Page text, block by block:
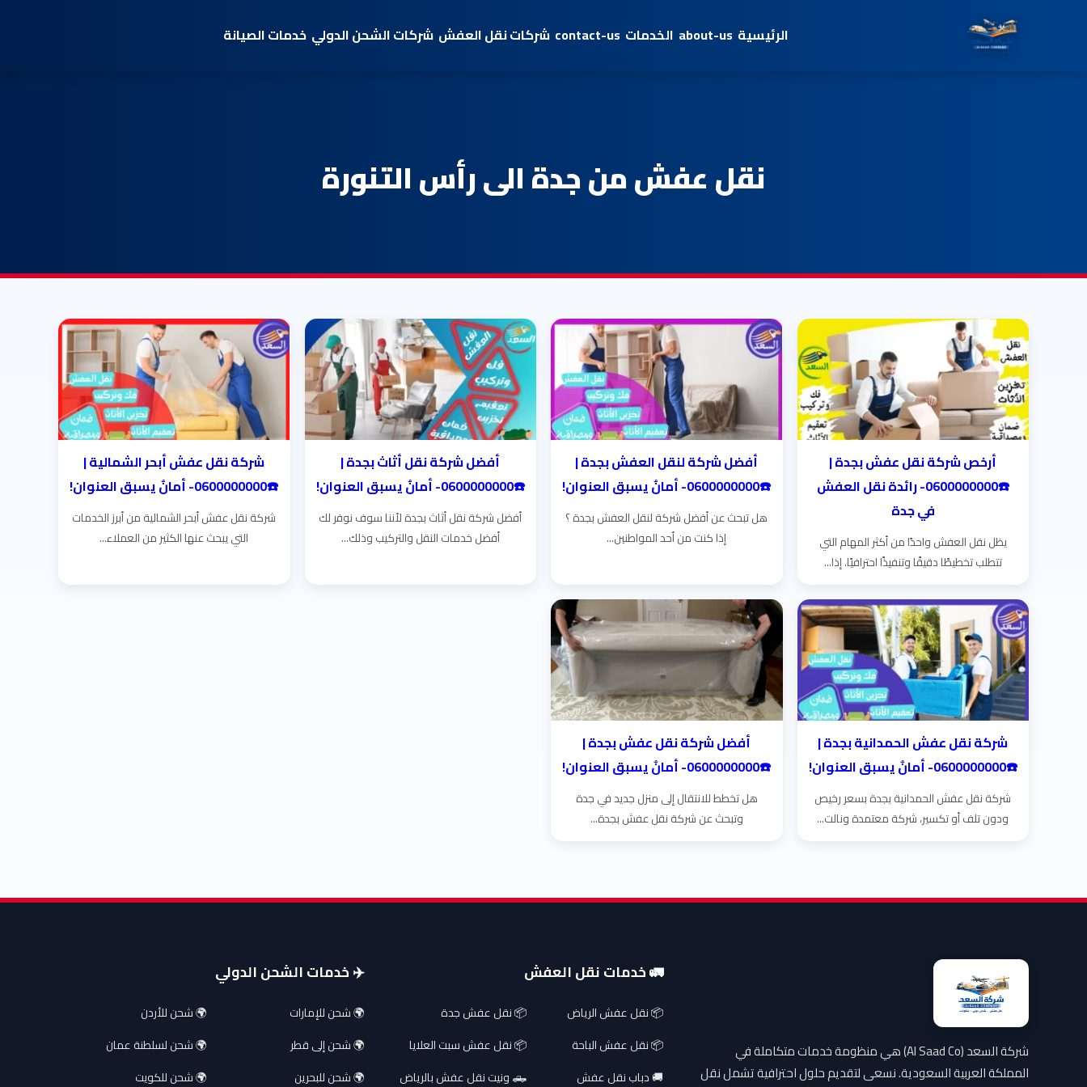
الرئيسية about-us الخدمات contact-us شركات نقل العفش شركات الشحن الدولي خدمات الصيانة
نقل عفش من جدة الى رأس التنورة
أرخص شركة نقل عفش بجدة |
☎️0600000000- رائدة نقل العفش
في جدة
يظل نقل العفش واحدًا من أكثر المهام التي
تتطلب تخطيطًا دقيقًا وتنفيذًا احترافيًا. إذا...
أفضل شركة لنقل العفش بجدة |
☎️0600000000- أمانٌ يسبق العنوان!
هل تبحث عن أفضل شركة لنقل العفش بجدة ؟
إذا كنت من أحد المواطنين...
أفضل شركة نقل أثاث بجدة |
☎️0600000000- أمانٌ يسبق العنوان!
أفضل شركة نقل أثاث بجدة لأننا سوف نوفر لك
أفضل خدمات النقل والتركيب وذلك...
شركة نقل عفش أبحر الشمالية |
☎️0600000000- أمانٌ يسبق العنوان!
شركة نقل عفش أبحر الشمالية من أبرز الخدمات
التي يبحث عنها الكثير من العملاء...
شركة نقل عفش الحمدانية بجدة |
☎️0600000000- أمانٌ يسبق العنوان!
شركة نقل عفش الحمدانية بجدة بسعر رخيص
ودون تلف أو تكسير، شركة معتمدة ونالت...
أفضل شركة نقل عفش بجدة |
☎️0600000000- أمانٌ يسبق العنوان!
هل تخطط للانتقال إلى منزل جديد في جدة
وتبحث عن شركة نقل عفش بجدة...
شركة السعد (Al Saad Co) هي منظومة خدمات متكاملة في
المملكة العربية السعودية. نسعى لتقديم حلول احترافية تشمل نقل
🚛 خدمات نقل العفش
📦 نقل عفش الرياض
📦 نقل عفش جدة
📦 نقل عفش الباحة
📦 نقل عفش سبت العلايا
🚚 دباب نقل عفش
🛻 ونيت نقل عفش بالرياض
✈️ خدمات الشحن الدولي
🌍 شحن للإمارات
🌍 شحن للأردن
🌍 شحن إلى قطر
🌍 شحن لسلطنة عمان
🌍 شحن للبحرين
🌍 شحن للكويت